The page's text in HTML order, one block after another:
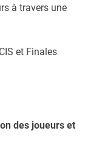
à travers une
et Finales
des joueurs et